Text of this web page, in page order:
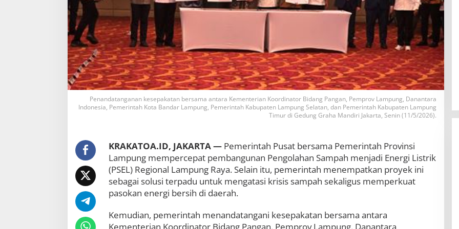
p
a
h
J
a
d
i
L
i
s
t
r
P
E
L
R
e
g
o
n
Penandatanganan kesepakatan bersama antara Kementerian Koordinator Bidang Pangan, Pemprov Lampung, Danantara
Indonesia, Pemerintah Kota Bandar Lampung, Pemerintah Kabupaten Lampung Selatan, dan Pemerintah Kabupaten Lampung
Timur di Gedung Graha Mandiri Jakarta, Senin (11/5/2026).
KRAKATOA.ID, JAKARTA —Pemerintah Pusat bersama Pemerintah Provinsi
Lampung mempercepat pembangunan Pengolahan Sampah menjadi Energi Listrik
(PSEL) Regional Lampung Raya. Selain itu, pemerintah menempatkan proyek ini
sebagai solusi terpadu untuk mengatasi krisis sampah sekaligus memperkuat
pasokan energi bersih di daerah.
Kemudian, pemerintah menandatangani kesepakatan bersama antara
Pengaman Pantai Mandiri Sejati
Penuhi Standar Mutu